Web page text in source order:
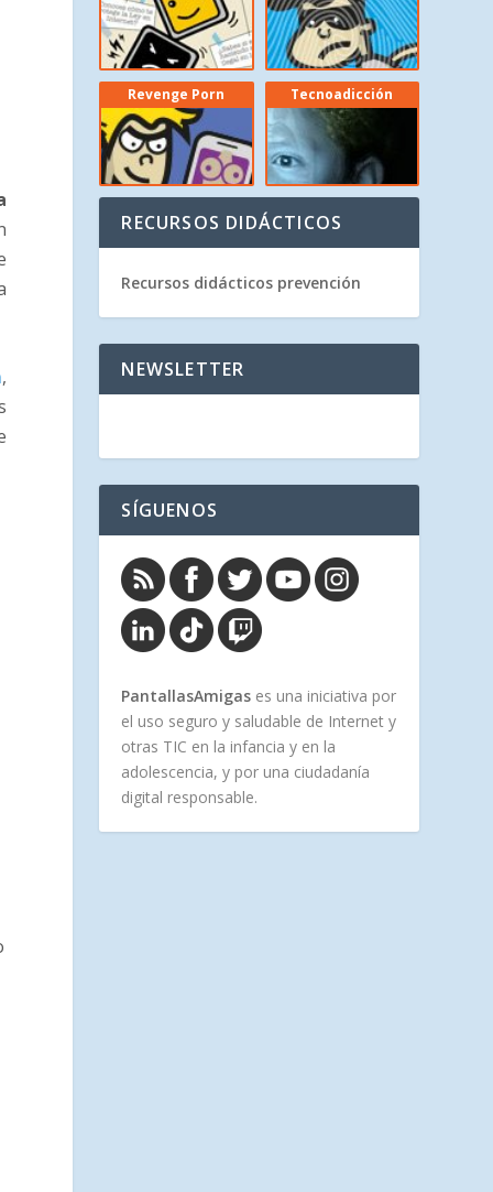
,
Revenge Porn Tecnoadicción
RECURSOS DIDÁCTICOS
Recursos didácticos prevención
NEWSLETTER
SÍGUENOS
PantallasAmigas es una iniciativa por
el uso seguro y saludable de Internet y
otras TIC en la infancia y en la
adolescencia, y por una ciudadanía
digital responsable.